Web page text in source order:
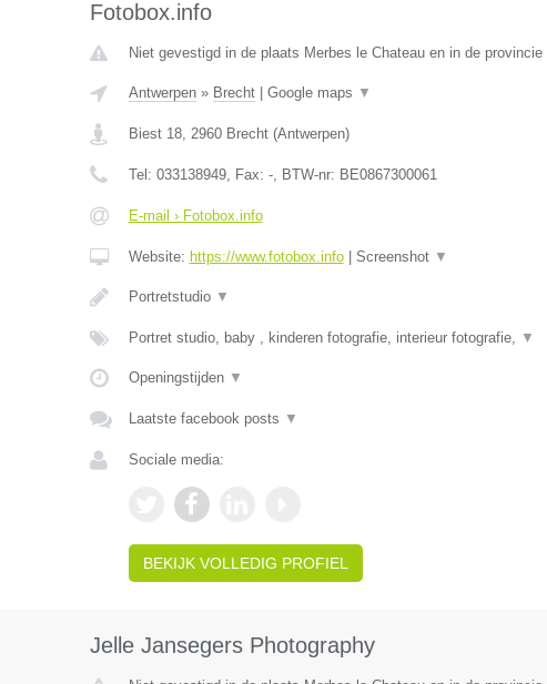
Fotobox.info
Niet gevestigd in de plaats Merbes le Chateau en in de provincie
Antwerpen» Brecht| Google maps ▼
Biest 18, 2960 Brecht(Antwerpen)
Tel: 033138949, Fax: -, BTW-nr: BE0867300061
E-mail › Fotobox.info
Website: https://www.fotobox.info| Screenshot ▼
Portretstudio ▼
Portret studio, baby , kinderen fotografie, interieur fotografie, ▼
Openingstijden ▼
Laatste facebook posts ▼
Sociale media:
BEKIJK VOLLEDIG PROFIEL
Jelle Jansegers Photography